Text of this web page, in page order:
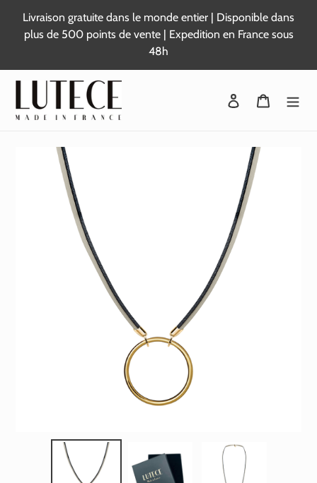
contenu
Livraison gratuite dans le monde entier | Disponible dans
plus de 500 points de vente | Expedition en France sous
48h
Se connecter
Panier